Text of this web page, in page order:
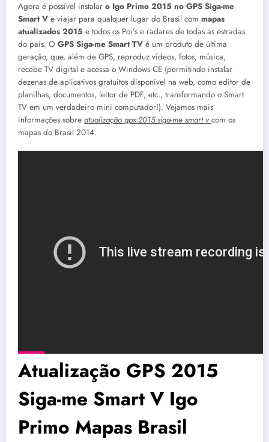
Agora é possível instalar o Igo Primo 2015 no GPS Siga-me
Smart V e viajar para qualquer lugar do Brasil com mapas
atualizados 2015 e todos os Poi’s e radares de todas as estradas
do país. O GPS Siga-me Smart TV é um produto de última
geração, que, além de GPS, reproduz vídeos, fotos, música,
recebe TV digital e acessa o Windows CE (permitindo instalar
dezenas de aplicativos gratuitos disponível na web, como editor de
planilhas, documentos, leitor de PDF, etc., transformando o Smart
TV em um verdadeiro mini computador!). Vejamos mais
informações sobre atualização gps 2015 siga-me smart v com os
mapas do Brasil 2014.
Atualização GPS 2015
Siga-me Smart V Igo
Primo Mapas Brasil